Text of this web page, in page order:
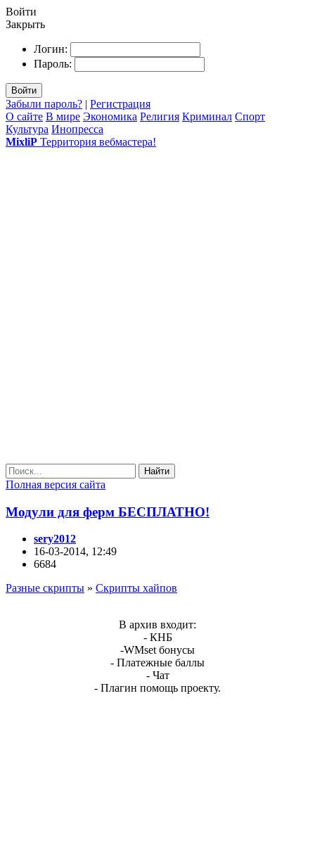
Войти
Закрыть
Логин:
Пароль:
Войти
Забыли пароль? | Регистрация
О сайте В мире Экономика Религия Криминал Спорт
Культура Инопресса
MixliP Территория вебмастера!
Найти
Полная версия сайта
Модули для ферм БЕСПЛАТНО!
sery2012
16-03-2014, 12:49
6684
Разные скрипты » Скрипты хайпов
В архив входит:
- КНБ
-WMset бонусы
- Платежные баллы
- Чат
- Плагин помощь проекту.